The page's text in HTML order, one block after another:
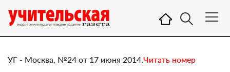
УГ - Москва, №24 от 17 июня 2014.Читать номер